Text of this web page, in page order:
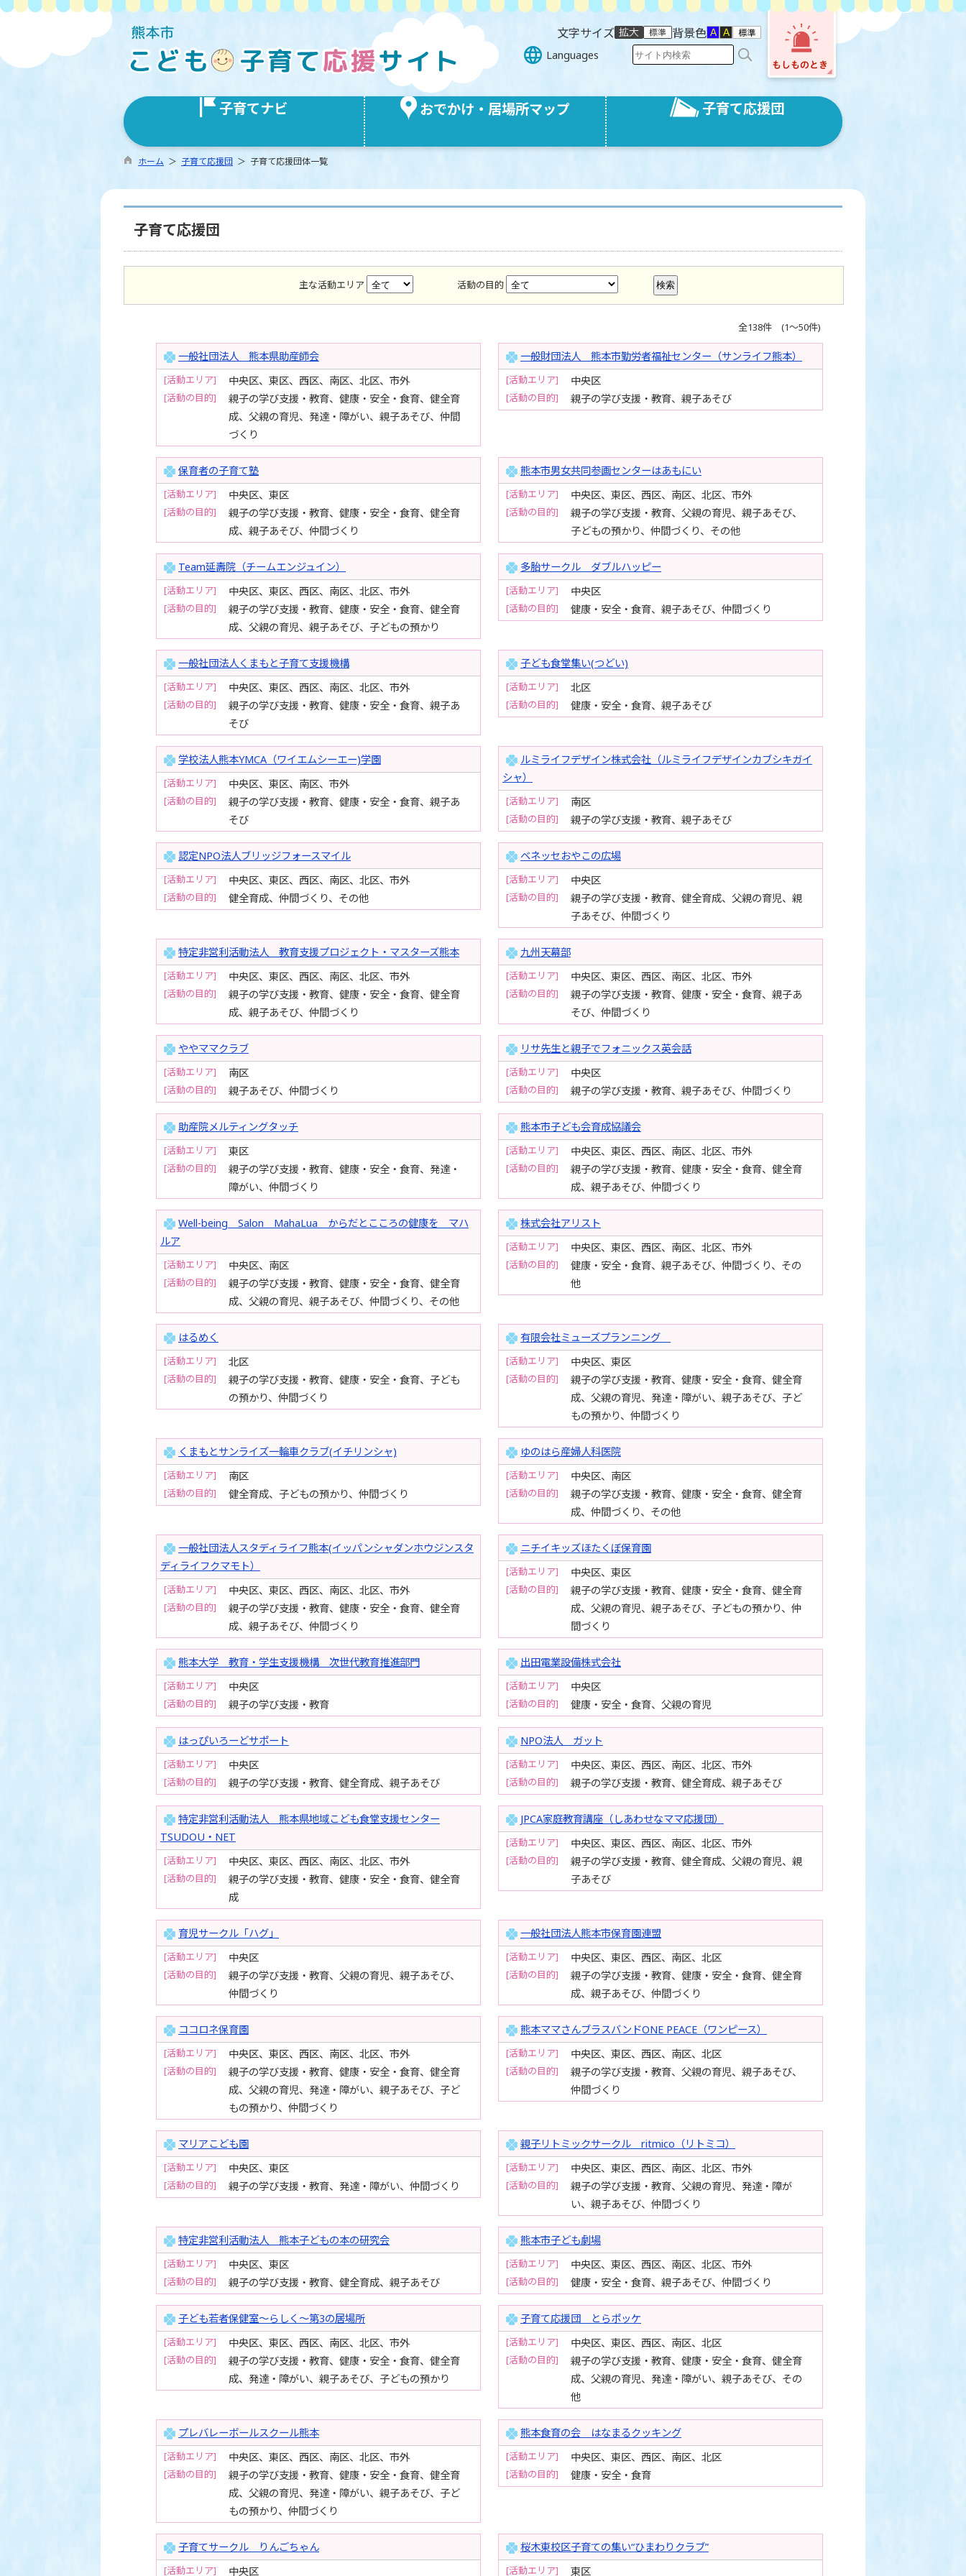
文字サイズ 背景色
Languages
子育てナビ おでかけ・居場所マップ 子育て応援団
ホーム ＞ 子育て応援団 ＞ 子育て応援団体一覧
子育て応援団
主な活動エリア 活動の目的
全138件 (1～50件)
一般社団法人 熊本県助産師会
[活動エリア] 中央区、東区、西区、南区、北区、市外
[活動の目的]
親子の学び支援・教育、健康・安全・食育、健全育
成、父親の育児、発達・障がい、親子あそび、仲間
づくり
一般財団法人 熊本市勤労者福祉センター（サンライフ熊本）
[活動エリア] 中央区
[活動の目的] 親子の学び支援・教育、親子あそび
保育者の子育て塾
[活動エリア] 中央区、東区
[活動の目的]
親子の学び支援・教育、健康・安全・食育、健全育
成、親子あそび、仲間づくり
熊本市男女共同参画センターはあもにい
[活動エリア] 中央区、東区、西区、南区、北区、市外
[活動の目的]
親子の学び支援・教育、父親の育児、親子あそび、
子どもの預かり、仲間づくり、その他
Team延壽院（チームエンジュイン）
[活動エリア] 中央区、東区、西区、南区、北区、市外
[活動の目的]
親子の学び支援・教育、健康・安全・食育、健全育
成、父親の育児、親子あそび、子どもの預かり
多胎サークル ダブルハッピー
[活動エリア] 中央区
[活動の目的] 健康・安全・食育、親子あそび、仲間づくり
一般社団法人くまもと子育て支援機構
[活動エリア] 中央区、東区、西区、南区、北区、市外
[活動の目的]
親子の学び支援・教育、健康・安全・食育、親子あ
そび
子ども食堂集い(つどい)
[活動エリア] 北区
[活動の目的] 健康・安全・食育、親子あそび
学校法人熊本YMCA（ワイエムシーエー)学園
[活動エリア] 中央区、東区、南区、市外
[活動の目的]
親子の学び支援・教育、健康・安全・食育、親子あ
そび
ルミライフデザイン株式会社（ルミライフデザインカブシキガイ
シャ）
[活動エリア] 南区
[活動の目的] 親子の学び支援・教育、親子あそび
認定NPO法人ブリッジフォースマイル
[活動エリア] 中央区、東区、西区、南区、北区、市外
[活動の目的] 健全育成、仲間づくり、その他
ベネッセおやこの広場
[活動エリア] 中央区
[活動の目的]
親子の学び支援・教育、健全育成、父親の育児、親
子あそび、仲間づくり
特定非営利活動法人 教育支援プロジェクト・マスターズ熊本
[活動エリア] 中央区、東区、西区、南区、北区、市外
[活動の目的]
親子の学び支援・教育、健康・安全・食育、健全育
成、親子あそび、仲間づくり
九州天幕部
[活動エリア] 中央区、東区、西区、南区、北区、市外
[活動の目的]
親子の学び支援・教育、健康・安全・食育、親子あ
そび、仲間づくり
ややママクラブ
[活動エリア] 南区
[活動の目的] 親子あそび、仲間づくり
リサ先生と親子でフォニックス英会話
[活動エリア] 中央区
[活動の目的] 親子の学び支援・教育、親子あそび、仲間づくり
助産院メルティングタッチ
[活動エリア] 東区
[活動の目的]
親子の学び支援・教育、健康・安全・食育、発達・
障がい、仲間づくり
熊本市子ども会育成協議会
[活動エリア] 中央区、東区、西区、南区、北区、市外
[活動の目的]
親子の学び支援・教育、健康・安全・食育、健全育
成、親子あそび、仲間づくり
Well-being Salon MahaLua からだとこころの健康を マハ
ルア
[活動エリア] 中央区、南区
[活動の目的]
親子の学び支援・教育、健康・安全・食育、健全育
成、父親の育児、親子あそび、仲間づくり、その他
株式会社アリスト
[活動エリア] 中央区、東区、西区、南区、北区、市外
[活動の目的]
健康・安全・食育、親子あそび、仲間づくり、その
他
はるめく
[活動エリア] 北区
[活動の目的]
親子の学び支援・教育、健康・安全・食育、子ども
の預かり、仲間づくり
有限会社ミューズプランニング
[活動エリア] 中央区、東区
[活動の目的]
親子の学び支援・教育、健康・安全・食育、健全育
成、父親の育児、発達・障がい、親子あそび、子ど
もの預かり、仲間づくり
くまもとサンライズ一輪車クラブ(イチリンシャ)
[活動エリア] 南区
[活動の目的] 健全育成、子どもの預かり、仲間づくり
ゆのはら産婦人科医院
[活動エリア] 中央区、南区
[活動の目的]
親子の学び支援・教育、健康・安全・食育、健全育
成、仲間づくり、その他
一般社団法人スタディライフ熊本(イッパンシャダンホウジンスタ
ディライフクマモト）
[活動エリア] 中央区、東区、西区、南区、北区、市外
[活動の目的]
親子の学び支援・教育、健康・安全・食育、健全育
成、親子あそび、仲間づくり
ニチイキッズほたくぼ保育園
[活動エリア] 中央区、東区
[活動の目的]
親子の学び支援・教育、健康・安全・食育、健全育
成、父親の育児、親子あそび、子どもの預かり、仲
間づくり
熊本大学 教育・学生支援機構 次世代教育推進部門
[活動エリア] 中央区
[活動の目的] 親子の学び支援・教育
出田電業設備株式会社
[活動エリア] 中央区
[活動の目的] 健康・安全・食育、父親の育児
はっぴいろーどサポート
[活動エリア] 中央区
[活動の目的] 親子の学び支援・教育、健全育成、親子あそび
NPO法人 ガット
[活動エリア] 中央区、東区、西区、南区、北区、市外
[活動の目的] 親子の学び支援・教育、健全育成、親子あそび
特定非営利活動法人 熊本県地域こども食堂支援センター
TSUDOU・NET
[活動エリア] 中央区、東区、西区、南区、北区、市外
[活動の目的]
親子の学び支援・教育、健康・安全・食育、健全育
成
JPCA家庭教育講座（しあわせなママ応援団）
[活動エリア] 中央区、東区、西区、南区、北区、市外
[活動の目的]
親子の学び支援・教育、健全育成、父親の育児、親
子あそび
育児サークル「ハグ」
[活動エリア] 中央区
[活動の目的]
親子の学び支援・教育、父親の育児、親子あそび、
仲間づくり
一般社団法人熊本市保育園連盟
[活動エリア] 中央区、東区、西区、南区、北区
[活動の目的]
親子の学び支援・教育、健康・安全・食育、健全育
成、親子あそび、仲間づくり
ココロネ保育園
[活動エリア] 中央区、東区、西区、南区、北区、市外
[活動の目的]
親子の学び支援・教育、健康・安全・食育、健全育
成、父親の育児、発達・障がい、親子あそび、子ど
もの預かり、仲間づくり
熊本ママさんブラスバンドONE PEACE（ワンピース）
[活動エリア] 中央区、東区、西区、南区、北区
[活動の目的]
親子の学び支援・教育、父親の育児、親子あそび、
仲間づくり
マリアこども園
[活動エリア] 中央区、東区
[活動の目的] 親子の学び支援・教育、発達・障がい、仲間づくり
親子リトミックサークル ritmico（リトミコ）
[活動エリア] 中央区、東区、西区、南区、北区、市外
[活動の目的]
親子の学び支援・教育、父親の育児、発達・障が
い、親子あそび、仲間づくり
特定非営利活動法人 熊本子どもの本の研究会
[活動エリア] 中央区、東区
[活動の目的] 親子の学び支援・教育、健全育成、親子あそび
熊本市子ども劇場
[活動エリア] 中央区、東区、西区、南区、北区、市外
[活動の目的] 健康・安全・食育、親子あそび、仲間づくり
子ども若者保健室～らしく～第3の居場所
[活動エリア] 中央区、東区、西区、南区、北区、市外
[活動の目的]
親子の学び支援・教育、健康・安全・食育、健全育
成、発達・障がい、親子あそび、子どもの預かり
子育て応援団 とらポッケ
[活動エリア] 中央区、東区、西区、南区、北区
[活動の目的]
親子の学び支援・教育、健康・安全・食育、健全育
成、父親の育児、発達・障がい、親子あそび、その
他
プレバレーボールスクール熊本
[活動エリア] 中央区、東区、西区、南区、北区、市外
[活動の目的]
親子の学び支援・教育、健康・安全・食育、健全育
成、父親の育児、発達・障がい、親子あそび、子ど
もの預かり、仲間づくり
熊本食育の会 はなまるクッキング
[活動エリア] 中央区、東区、西区、南区、北区
[活動の目的] 健康・安全・食育
子育てサークル りんごちゃん
[活動エリア] 中央区
桜木東校区子育ての集い“ひまわりクラブ”
[活動エリア] 東区